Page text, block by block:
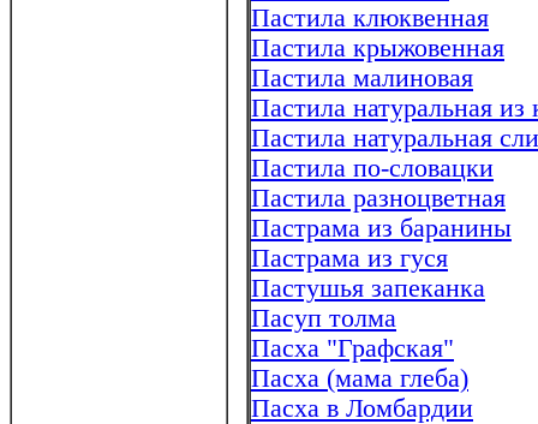
Пастила клюквенная
Пастила крыжовенная
Пастила малиновая
Пастила натуральная
Пастила натуральная
Пастила по-словацки
Пастила разноцветная
Пастрама из баранины
Пастрама из гуся
Пастушья запеканка
Пасуп толма
Пасха "Графская"
Пасха (мама глеба)
Пасха в Ломбардии